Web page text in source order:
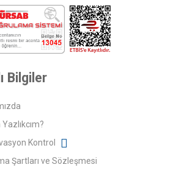
Bilgiler
Kontrol
Şartları ve Sözleşmesi